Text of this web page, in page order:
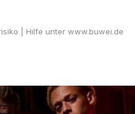
| Hilfe unter www.buwei.de